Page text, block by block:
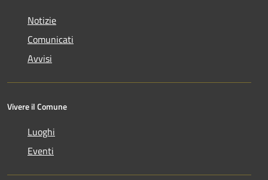
Notizie
Comunicati
Avvisi
Vivere il Comune
Luoghi
Eventi